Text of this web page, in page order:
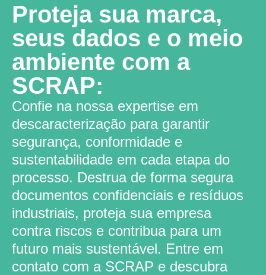
Proteja sua marca,
seus dados e o meio
ambiente com a
SCRAP​:
Confie na nossa expertise em
descaracterização para garantir
segurança, conformidade e
sustentabilidade em cada etapa do
processo. Destrua de forma segura
documentos confidenciais e resíduos
industriais, proteja sua empresa
contra riscos e contribua para um
futuro mais sustentável. Entre em
contato com a SCRAP e descubra